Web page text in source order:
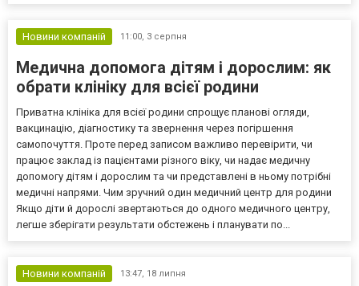
Новини компаній 11:00, 3 серпня
Медична допомога дітям і дорослим: як
обрати клініку для всієї родини
Приватна клініка для всієї родини спрощує планові огляди,
вакцинацію, діагностику та звернення через погіршення
самопочуття. Проте перед записом важливо перевірити, чи
працює заклад із пацієнтами різного віку, чи надає медичну
допомогу дітям і дорослим та чи представлені в ньому потрібні
медичні напрями. Чим зручний один медичний центр для родини
Якщо діти й дорослі звертаються до одного медичного центру,
легше зберігати результати обстежень і планувати по...
Новини компаній 13:47, 18 липня